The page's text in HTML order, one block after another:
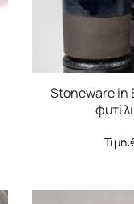
Stoneware in
Τιμή: